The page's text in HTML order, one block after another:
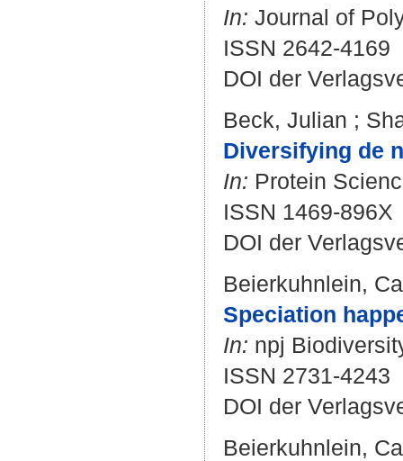
In: Journal of
ISSN 2642-4169
DOI der
Beck, Julian ;
Diversifying de
In: Protein
ISSN 1469-896X
DOI der
Beierkuhnlein,
Speciation
In: npj
ISSN 2731-4243
DOI der
Beierkuhnlein,